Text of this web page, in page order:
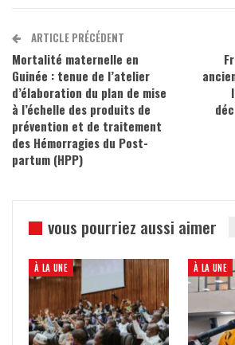
ARTICLE PRÉCÉDENT
Mortalité maternelle en
Guinée : tenue de l’atelier
d’élaboration du plan de mise
à l’échelle des produits de
prévention et de traitement
des Hémorragies du Post-
partum (HPP)
vous pourriez aussi aimer
À LA UNE À LA UNE